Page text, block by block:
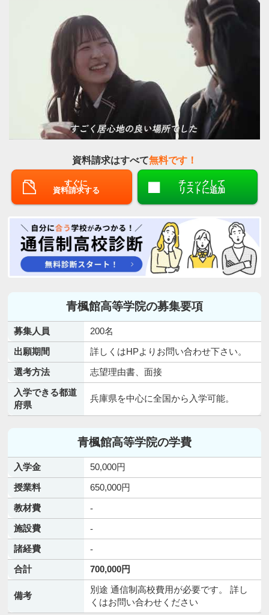
資料請求はすべて無料です！
すぐに
資料請求する
チェックして
リストに追加
青楓館高等学院の募集要項
募集人員
200名
出願期間
詳しくはHPよりお問い合わせ下さい。
選考方法
志望理由書、面接
入学できる都道
府県
兵庫県を中心に全国から入学可能。
青楓館高等学院の学費
入学金
50,000円
授業料
650,000円
教材費
-
施設費
-
諸経費
-
合計
700,000円
備考
別途 通信制高校費用が必要です。 詳し
くはお問い合わせください